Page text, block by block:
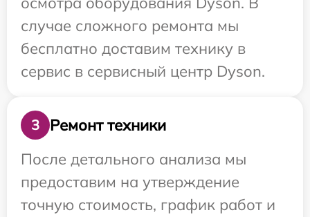
случае сложного ремонта мы
бесплатно доставим технику в
сервис в сервисный центр Dyson.
3
Ремонт техники
После детального анализа мы
предоставим на утверждение
точную стоимость, график работ и